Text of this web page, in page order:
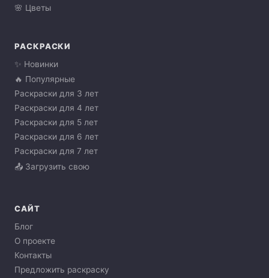
🌸 Цветы
РАСКРАСКИ
✨ Новинки
🔥 Популярные
Раскраски для 3 лет
Раскраски для 4 лет
Раскраски для 5 лет
Раскраски для 6 лет
Раскраски для 7 лет
📤 Загрузить свою
САЙТ
Блог
О проекте
Контакты
Предложить раскраску